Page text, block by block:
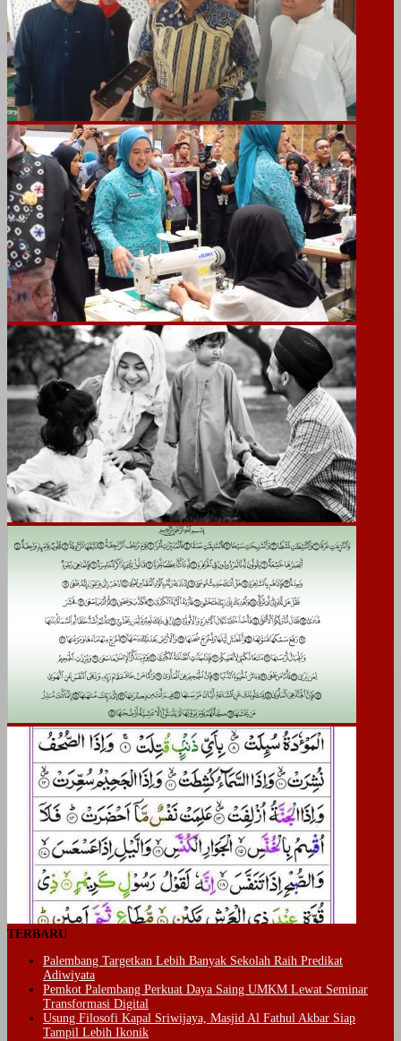
TERBARU
Palembang Targetkan Lebih Banyak Sekolah Raih Predikat
Adiwiyata
Pemkot Palembang Perkuat Daya Saing UMKM Lewat Seminar
Transformasi Digital
Usung Filosofi Kapal Sriwijaya, Masjid Al Fathul Akbar Siap
Tampil Lebih Ikonik